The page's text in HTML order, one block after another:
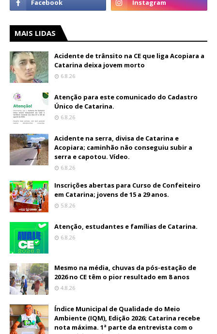
MAIS LIDAS
Acidente de trânsito na CE que liga Acopiara a
Catarina deixa jovem morto
6.8.26
Atenção para este comunicado do Cadastro
Único de Catarina.
6.8.26
Acidente na serra, divisa de Catarina e
Acopiara; caminhão não conseguiu subir a
serra e capotou. Vídeo.
6.8.26
Inscrições abertas para Curso de Confeiteiro
em Catarina; jovens de 15 a 29 anos.
5.8.26
Atenção, estudantes e famílias de Catarina.
6.8.26
Mesmo na média, chuvas da pós-estação de
2026 no CE têm o pior resultado em 8 anos
4.8.26
Índice Municipal de Qualidade do Meio
Ambiente (IQM), Edição 2026; Catarina recebe
nota máxima. 1ª parte da entrevista com o